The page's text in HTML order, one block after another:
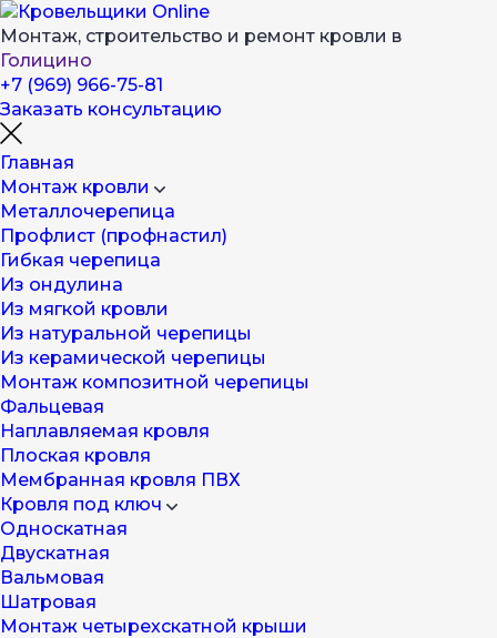
Монтаж, строительство и ремонт кровли в
Голицино
+7 (969) 966-75-81
Заказать консультацию
Главная
Монтаж кровли
Металлочерепица
Профлист (профнастил)
Гибкая черепица
Из ондулина
Из мягкой кровли
Из натуральной черепицы
Из керамической черепицы
Монтаж композитной черепицы
Фальцевая
Наплавляемая кровля
Плоская кровля
Мембранная кровля ПВХ
Кровля под ключ
Односкатная
Двускатная
Вальмовая
Шатровая
Монтаж четырехскатной крыши